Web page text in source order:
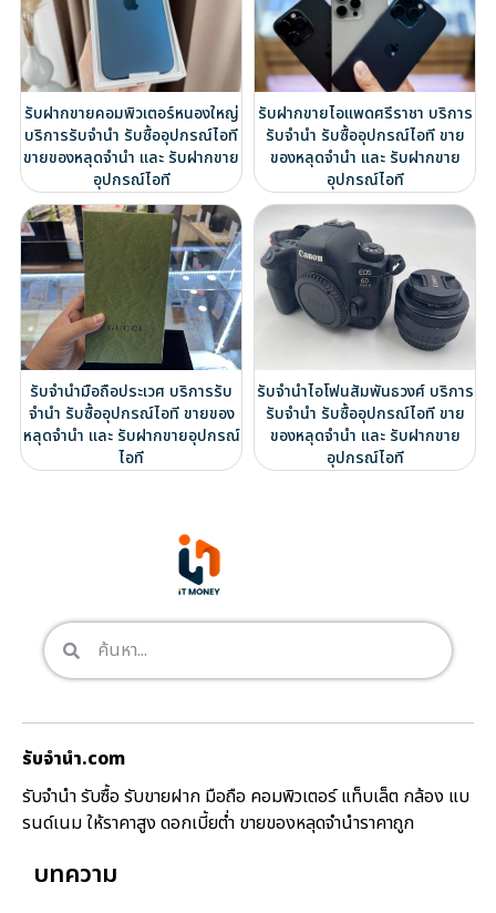
รับฝากขายคอมพิวเตอร์หนองใหญ่
บริการรับจำนำ รับซื้ออุปกรณ์ไอที
ขายของหลุดจำนำ และ รับฝากขาย
อุปกรณ์ไอที
รับฝากขายไอแพดศรีราชา บริการ
รับจำนำ รับซื้ออุปกรณ์ไอที ขาย
ของหลุดจำนำ และ รับฝากขาย
อุปกรณ์ไอที
รับจำนำมือถือประเวศ บริการรับ
จำนำ รับซื้ออุปกรณ์ไอที ขายของ
หลุดจำนำ และ รับฝากขายอุปกรณ์
ไอที
รับจำนำไอโฟนสัมพันธวงศ์ บริการ
รับจำนำ รับซื้ออุปกรณ์ไอที ขาย
ของหลุดจำนำ และ รับฝากขาย
อุปกรณ์ไอที
รับจํานํา.com
รับจำนำ รับซื้อ รับขายฝาก มือถือ คอมพิวเตอร์ แท็บเล็ต กล้อง แบ
รนด์เนม ให้ราคาสูง ดอกเบี้ยต่ำ ขายของหลุดจำนำราคาถูก
บทความ